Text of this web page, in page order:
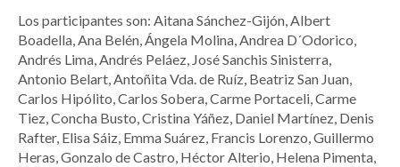
Los participantes son: Aitana Sánchez-Gijón, Albert
Boadella, Ana Belén, Ángela Molina, Andrea D´Odorico,
Andrés Lima, Andrés Peláez, José Sanchis Sinisterra,
Antonio Belart, Antoñita Vda. de Ruíz, Beatriz San Juan,
Carlos Hipólito, Carlos Sobera, Carme Portaceli, Carme
Tiez, Concha Busto, Cristina Yáñez, Daniel Martínez, Denis
Rafter, Elisa Sáiz, Emma Suárez, Francis Lorenzo, Guillermo
Heras, Gonzalo de Castro, Héctor Alterio, Helena Pimenta,